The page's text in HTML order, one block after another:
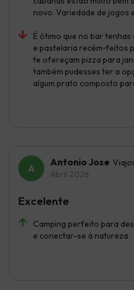
novo. Variedade de jogos
É ótimo que no bar
e pastelaria recém‑feitos
te ofereçam pizza para
também pudesses ter a
algum prato composto
Antonio Jose
Abril 2026
Camping perfeito para
e conectar-se à natureza
Excelente